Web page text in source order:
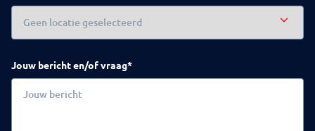
Jouw bericht en/of vraag*